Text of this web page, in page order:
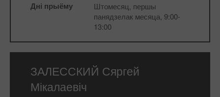
Дні прыёму
Штомесяц, першы
панядзелак месяца, 9:00-
13:00
ЗАЛЕССКИЙ Сяргей
Мікалаевіч